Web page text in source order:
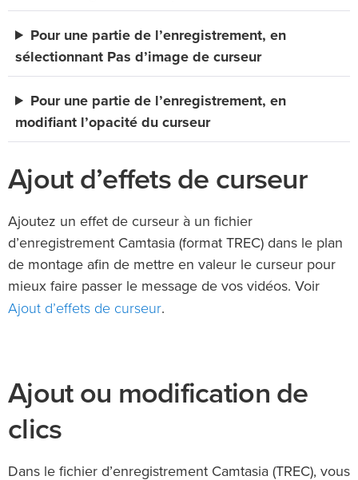
Pour une partie de l’enregistrement, en
sélectionnant Pas d’image de curseur
Pour une partie de l’enregistrement, en
modifiant l’opacité du curseur
Ajout d’effets de curseur
Ajoutez un effet de curseur à un fichier
d’enregistrement Camtasia (format TREC) dans le plan
de montage afin de mettre en valeur le curseur pour
mieux faire passer le message de vos vidéos. Voir
Ajout d’effets de curseur.
Ajout ou modification de
clics
Dans le fichier d’enregistrement Camtasia (TREC), vous